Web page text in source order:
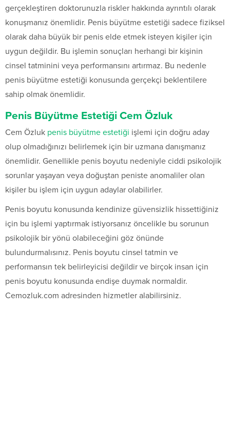
gerçekleştiren doktorunuzla riskler hakkında ayrıntılı olarak
konuşmanız önemlidir. Penis büyütme estetiği sadece fiziksel
olarak daha büyük bir penis elde etmek isteyen kişiler için
uygun değildir. Bu işlemin sonuçları herhangi bir kişinin
cinsel tatminini veya performansını artırmaz. Bu nedenle
penis büyütme estetiği konusunda gerçekçi beklentilere
sahip olmak önemlidir.
Penis Büyütme Estetiği Cem Özluk
Cem Özluk penis büyütme estetiği işlemi için doğru aday
olup olmadığınızı belirlemek için bir uzmana danışmanız
önemlidir. Genellikle penis boyutu nedeniyle ciddi psikolojik
sorunlar yaşayan veya doğuştan peniste anomaliler olan
kişiler bu işlem için uygun adaylar olabilirler.
Penis boyutu konusunda kendinize güvensizlik hissettiğiniz
için bu işlemi yaptırmak istiyorsanız öncelikle bu sorunun
psikolojik bir yönü olabileceğini göz önünde
bulundurmalısınız. Penis boyutu cinsel tatmin ve
performansın tek belirleyicisi değildir ve birçok insan için
penis boyutu konusunda endişe duymak normaldir.
Cemozluk.com adresinden hizmetler alabilirsiniz.